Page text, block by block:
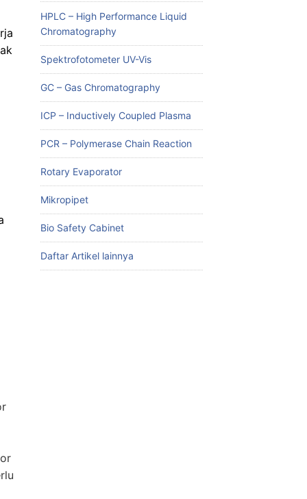
HPLC – High Performance Liquid
Chromatography
Spektrofotometer UV-Vis
GC – Gas Chromatography
ICP – Inductively Coupled Plasma
PCR – Polymerase Chain Reaction
Rotary Evaporator
Mikropipet
Bio Safety Cabinet
Daftar Artikel lainnya